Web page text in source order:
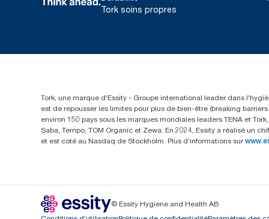
Tork soins propres
Tork, une marque d'Essity - Groupe international leader dans
est de repousser les limites pour plus de bien-être (breaking
environ 150 pays sous les marques mondiales leaders TENA et
Saba, Tempo, TOM Organic et Zewa. En 2024, Essity a réalisé un
et est coté au Nasdaq de Stockholm. Plus d’informations sur
© Essity Hygiene and Health AB